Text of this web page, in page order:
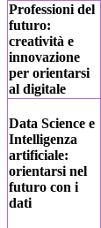
Professioni del
futuro:
creatività e
innovazione
per orientarsi
al digitale
Data Science e
Intelligenza
artificiale:
orientarsi nel
futuro con i
dati